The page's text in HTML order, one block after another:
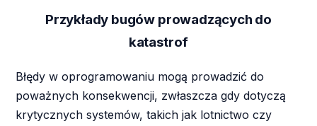
Przykłady bugów prowadzących do
katastrof
Błędy w oprogramowaniu mogą prowadzić do
poważnych konsekwencji, zwłaszcza gdy dotyczą
krytycznych systemów, takich jak lotnictwo czy